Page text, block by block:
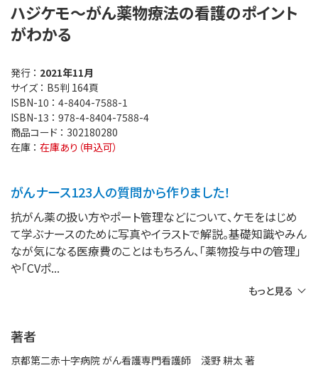
ハジケモ～がん薬物療法の看護のポイント
がわかる
発行 ： 2021年11月
サイズ ： B5判 164頁
ISBN-10 ： 4-8404-7588-1
ISBN-13 ： 978-4-8404-7588-4
商品コード ： 302180280
在庫 ： 在庫あり（申込可）
がんナース123人の質問から作りました！
抗がん薬の扱い方やポート管理などについて、ケモをはじめ
て学ぶナースのために写真やイラストで解説。基礎知識やみん
なが気になる医療費のことはもちろん、「薬物投与中の管理」
や「CVポ
もっと見る
著者
京都第二赤十字病院 がん看護専門看護師 淺野 耕太 著